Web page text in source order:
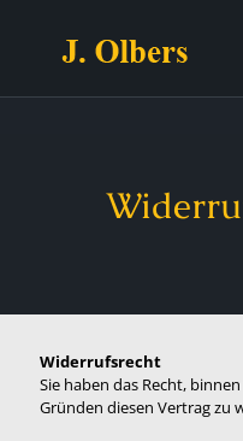
Widerrufsrecht
Sie haben das Recht,
Gründen diesen Vertrag zu